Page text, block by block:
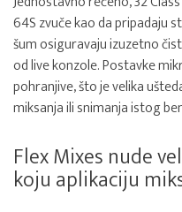
64S zvuče kao da pripadaju
šum osiguravaju izuzetno
od live konzole. Postavke
pohranjive, što je velika
miksanja ili snimanja istog
Flex Mixes nude
koju aplikaciju